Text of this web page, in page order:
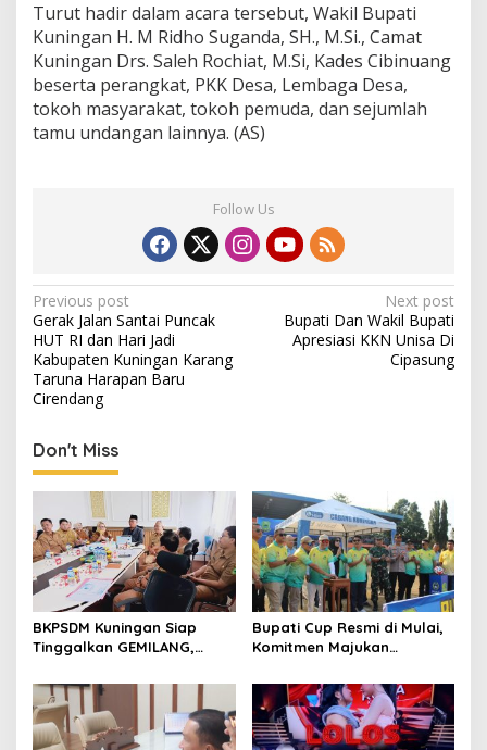
Turut hadir dalam acara tersebut, Wakil Bupati
Kuningan H. M Ridho Suganda, SH., M.Si., Camat
Kuningan Drs. Saleh Rochiat, M.Si, Kades Cibinuang
beserta perangkat, PKK Desa, Lembaga Desa,
tokoh masyarakat, tokoh pemuda, dan sejumlah
tamu undangan lainnya. (AS)
Follow Us
Post
navigation
Previous post
Gerak Jalan Santai Puncak
HUT RI dan Hari Jadi
Kabupaten Kuningan Karang
Taruna Harapan Baru
Cirendang
Next post
Bupati Dan Wakil Bupati
Apresiasi KKN Unisa Di
Cipasung
Don't Miss
BKPSDM Kuningan Siap
Tinggalkan GEMILANG,
untuk Perkuat Sistem Merit
ASN
Bupati Cup Resmi di Mulai,
Komitmen Majukan